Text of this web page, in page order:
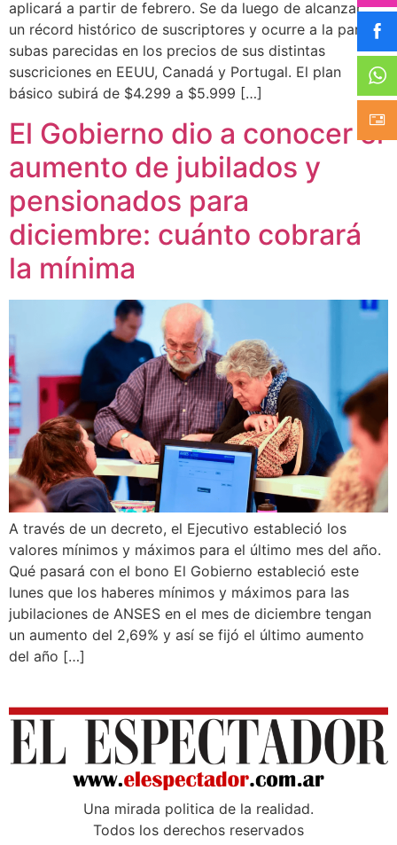
aplicará a partir de febrero. Se da luego de alcanzar
un récord histórico de suscriptores y ocurre a la par de
subas parecidas en los precios de sus distintas
suscriciones en EEUU, Canadá y Portugal. El plan
básico subirá de $4.299 a $5.999 […]
El Gobierno dio a conocer el
aumento de jubilados y
pensionados para
diciembre: cuánto cobrará
la mínima
A través de un decreto, el Ejecutivo estableció los
valores mínimos y máximos para el último mes del año.
Qué pasará con el bono El Gobierno estableció este
lunes que los haberes mínimos y máximos para las
jubilaciones de ANSES en el mes de diciembre tengan
un aumento del 2,69% y así se fijó el último aumento
del año […]
Una mirada poli­tica de la realidad.
Todos los derechos reservados